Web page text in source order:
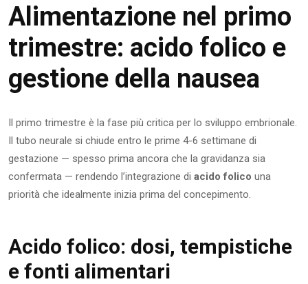
Alimentazione nel primo
trimestre: acido folico e
gestione della nausea
Il primo trimestre è la fase più critica per lo sviluppo embrionale.
Il tubo neurale si chiude entro le prime 4-6 settimane di
gestazione — spesso prima ancora che la gravidanza sia
confermata — rendendo l’integrazione di acido folico una
priorità che idealmente inizia prima del concepimento.
Acido folico: dosi, tempistiche
e fonti alimentari